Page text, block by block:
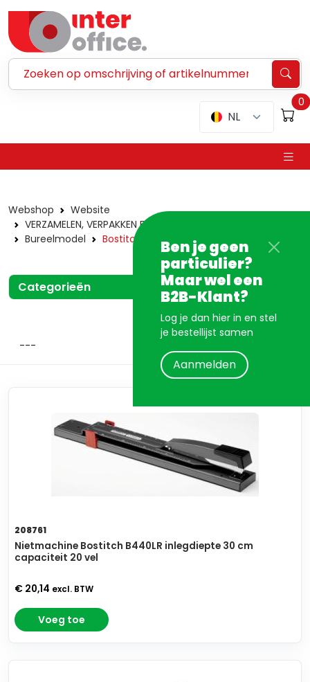
NL
0
Ben je geen
particulier?
Maar wel een
B2B-Klant?
Log je dan hier in en stel
je bestellijst samen
Aanmelden
Webshop
Website
VERZAMELEN, VERPAKKEN EN VERZENDEN
Bureelmodel
Bostitch
Categorieën
208761
Nietmachine Bostitch B440LR inlegdiepte 30 cm
capaciteit 20 vel
€ 20,14 excl. BTW
Voeg toe